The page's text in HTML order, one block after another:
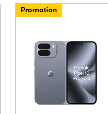
Promotion